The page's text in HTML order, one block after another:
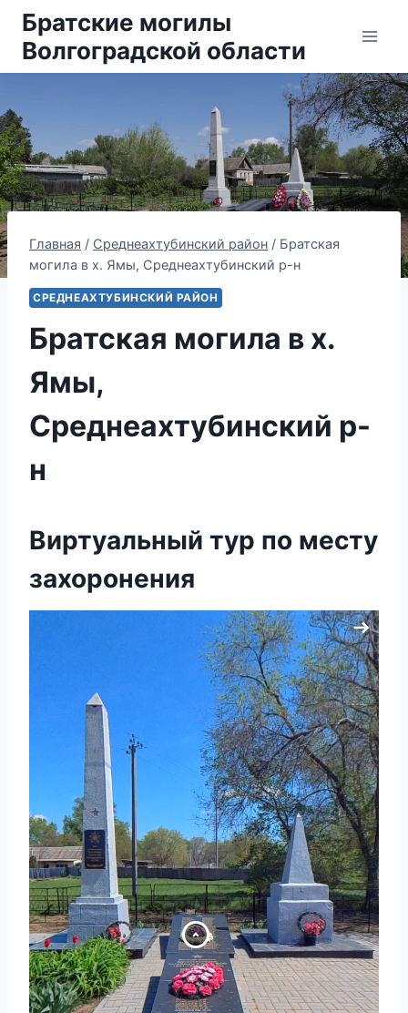
Перейти
содержанию
Братские могилы
Волгоградской области
Главная / Среднеахтубинский район / Братская
могила в х. Ямы, Среднеахтубинский р-н
СРЕДНЕАХТУБИНСКИЙ РАЙОН
Братская могила в х.
Ямы,
Среднеахтубинский р-
н
Виртуальный тур по месту
захоронения